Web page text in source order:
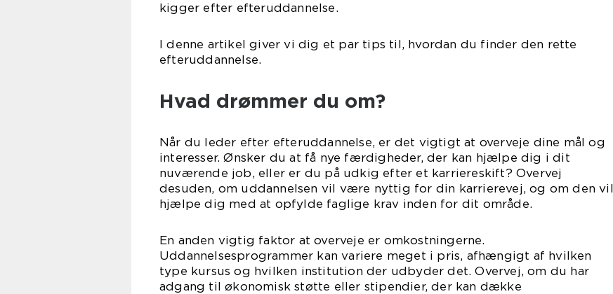
kigger efter efteruddannelse.
I denne artikel giver vi dig et par tips til, hvordan du finder den rette
efteruddannelse.
Hvad drømmer du om?
Når du leder efter efteruddannelse, er det vigtigt at overveje dine mål og
interesser. Ønsker du at få nye færdigheder, der kan hjælpe dig i dit
nuværende job, eller er du på udkig efter et karriereskift? Overvej
desuden, om uddannelsen vil være nyttig for din karrierevej, og om den vil
hjælpe dig med at opfylde faglige krav inden for dit område.
En anden vigtig faktor at overveje er omkostningerne.
Uddannelsesprogrammer kan variere meget i pris, afhængigt af hvilken
type kursus og hvilken institution der udbyder det. Overvej, om du har
adgang til økonomisk støtte eller stipendier, der kan dække